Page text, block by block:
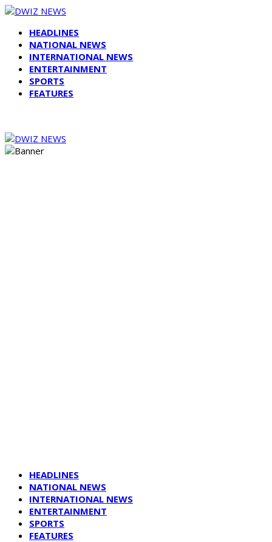
HEADLINES
NATIONAL NEWS
INTERNATIONAL NEWS
ENTERTAINMENT
SPORTS
FEATURES
HEADLINES
NATIONAL NEWS
INTERNATIONAL NEWS
ENTERTAINMENT
SPORTS
FEATURES